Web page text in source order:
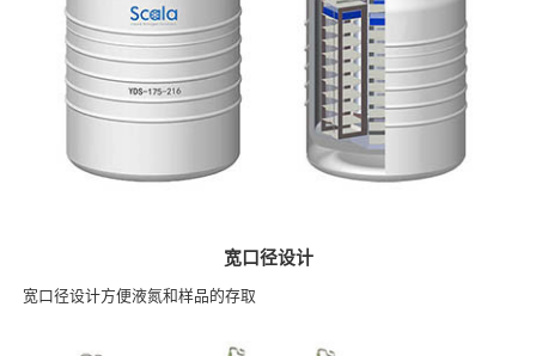
宽口径设计
宽口径设计方便液氮和样品的存取